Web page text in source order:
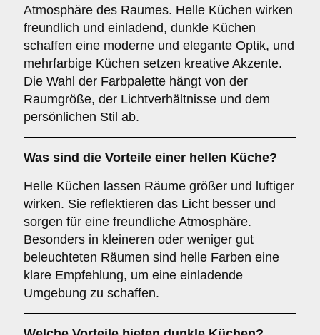
Atmosphäre des Raumes. Helle Küchen wirken
freundlich und einladend, dunkle Küchen
schaffen eine moderne und elegante Optik, und
mehrfarbige Küchen setzen kreative Akzente.
Die Wahl der Farbpalette hängt von der
Raumgröße, der Lichtverhältnisse und dem
persönlichen Stil ab.
Was sind die Vorteile einer hellen Küche?
Helle Küchen lassen Räume größer und luftiger
wirken. Sie reflektieren das Licht besser und
sorgen für eine freundliche Atmosphäre.
Besonders in kleineren oder weniger gut
beleuchteten Räumen sind helle Farben eine
klare Empfehlung, um eine einladende
Umgebung zu schaffen.